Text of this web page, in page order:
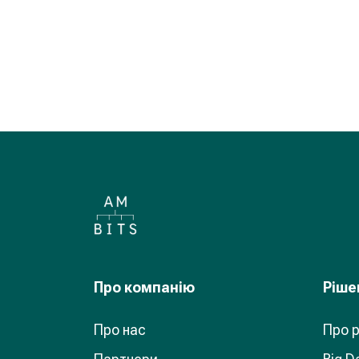
Про компанiю
Про нас
Про